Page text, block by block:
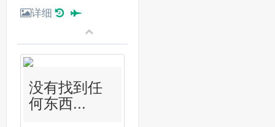
详细
没有找到任
何东西...